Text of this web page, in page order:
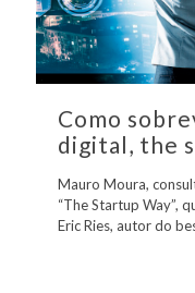
Como
digital, the
Mauro Moura,
“The Startup Way”,
Eric Ries, autor do